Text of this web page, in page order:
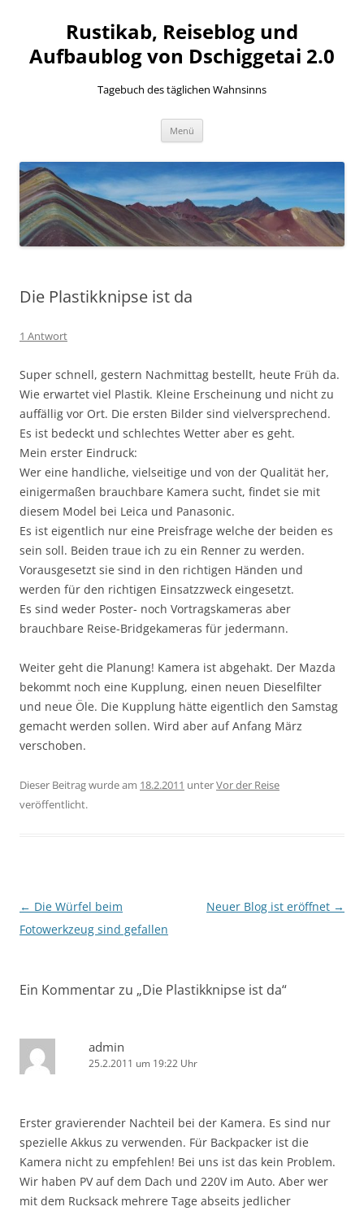
Rustikab, Reiseblog und
Aufbaublog von Dschiggetai 2.0
Tagebuch des täglichen Wahnsinns
Menü
Die Plastikknipse ist da
1 Antwort
Super schnell, gestern Nachmittag bestellt, heute Früh da.
Wie erwartet viel Plastik. Kleine Erscheinung und nicht zu
auffällig vor Ort. Die ersten Bilder sind vielversprechend.
Es ist bedeckt und schlechtes Wetter aber es geht.
Mein erster Eindruck:
Wer eine handliche, vielseitige und von der Qualität her,
einigermaßen brauchbare Kamera sucht, findet sie mit
diesem Model bei Leica und Panasonic.
Es ist eigentlich nur eine Preisfrage welche der beiden es
sein soll. Beiden traue ich zu ein Renner zu werden.
Vorausgesetzt sie sind in den richtigen Händen und
werden für den richtigen Einsatzzweck eingesetzt.
Es sind weder Poster- noch Vortragskameras aber
brauchbare Reise-Bridgekameras für jedermann.
Weiter geht die Planung! Kamera ist abgehakt. Der Mazda
bekommt noch eine Kupplung, einen neuen Dieselfilter
und neue Öle. Die Kupplung hätte eigentlich den Samstag
gemacht werden sollen. Wird aber auf Anfang März
verschoben.
Dieser Beitrag wurde am 18.2.2011 unterVor der Reise
veröffentlicht.
Beitragsnavigation
← Die Würfel beim
Fotowerkzeug sind gefallen
Neuer Blog ist eröffnet →
Ein Kommentar zu „Die Plastikknipse ist da“
admin
25.2.2011 um 19:22 Uhr
Erster gravierender Nachteil bei der Kamera. Es sind nur
spezielle Akkus zu verwenden. Für Backpacker ist die
Kamera nicht zu empfehlen! Bei uns ist das kein Problem.
Wir haben PV auf dem Dach und 220V im Auto. Aber wer
mit dem Rucksack mehrere Tage abseits jedlicher